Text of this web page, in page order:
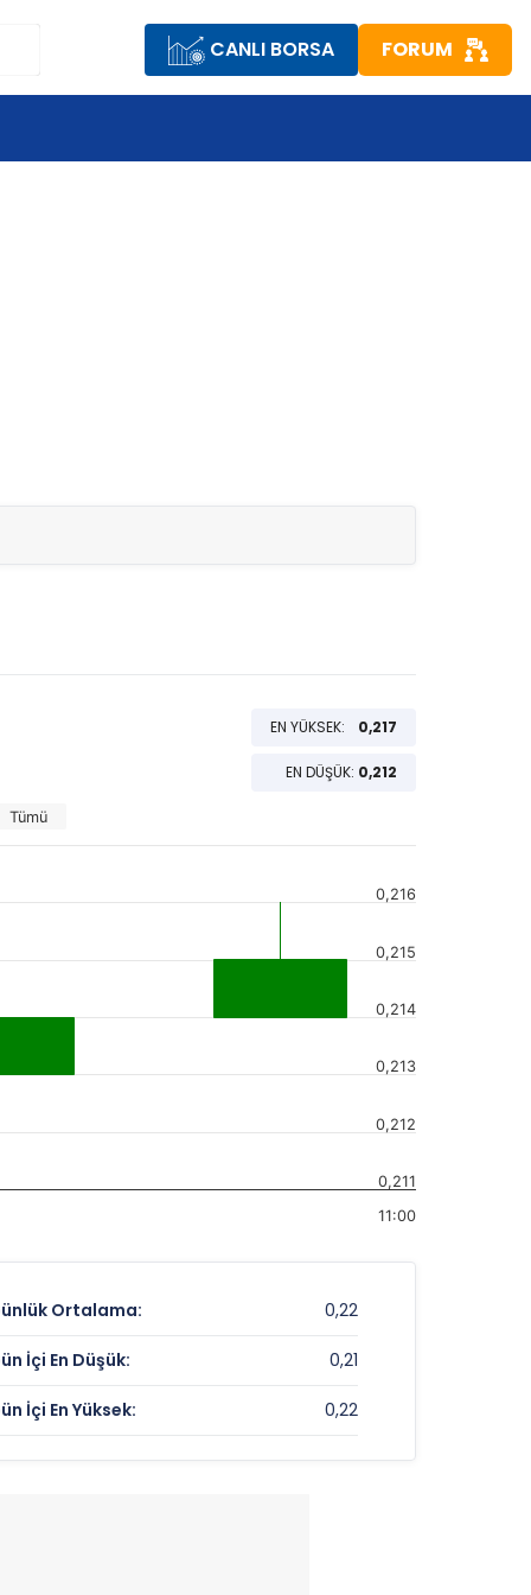
CANLI BORSA FORUM
EN YÜKSEK: 0,217
EN DÜŞÜK: 0,212
Tümü
11:00
0,211
0,212
0,213
0,214
0,215
0,216
Ortalama: 0,22
İçi En Düşük: 0,21
İçi En Yüksek: 0,22